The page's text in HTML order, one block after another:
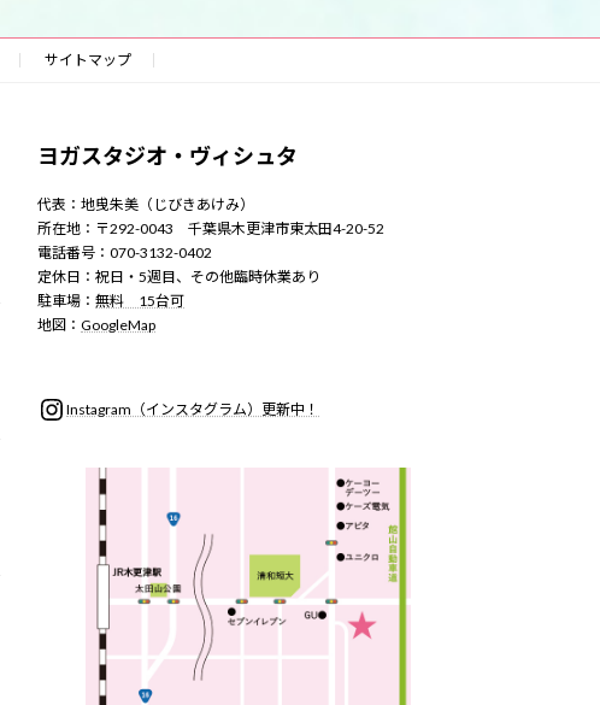
サイトマップ
ヨガスタジオ・ヴィシュタ
代表：地曵朱美（じびきあけみ）
所在地：〒292-0043 千葉県木更津市東太田4-20-52
電話番号：070-3132-0402
定休日：祝日・5週目、その他臨時休業あり
駐車場： 無料 15台可
地図： GoogleMap
Instagram
Instagram（インスタグラム）更新中！